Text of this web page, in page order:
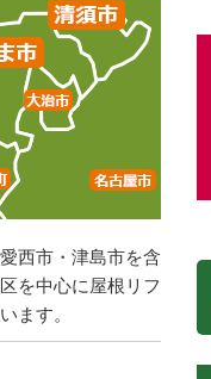
西市・津島市を含
を中心に屋根リフ
ます。